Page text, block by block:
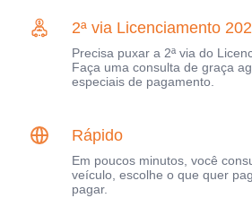
2ª via Licenciamento
Precisa puxar a 2ª via do
Faça uma consulta de graça
especiais de pagamento.
Rápido
Em poucos minutos, você
veículo, escolhe o que quer
pagar.